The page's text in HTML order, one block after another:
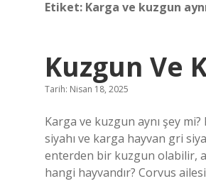
Etiket: Karga ve kuzgun
Kuzgun Ve
Tarih: Nisan 18, 2025
Karga ve kuzgun aynı şey
siyahı ve karga hayvan gri
enterden bir kuzgun olabilir,
hangi hayvandır? Corvus